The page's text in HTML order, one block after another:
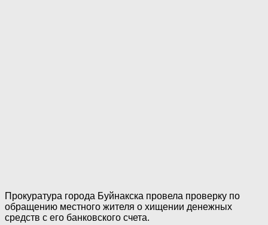
Прокуратура города Буйнакска провела проверку по
обращению местного жителя о хищении денежных
средств с его банковского счета.